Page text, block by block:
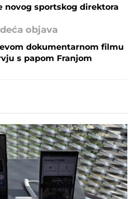
novog sportskog direktora
objava
dokumentarnom filmu
s papom Franjom